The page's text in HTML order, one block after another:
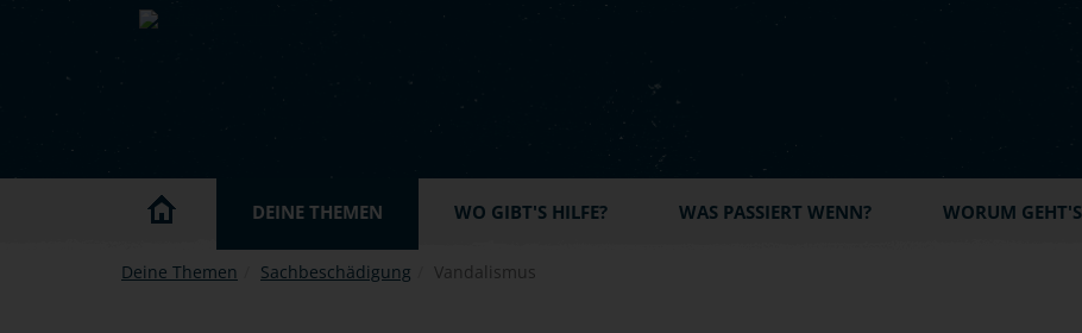
Skip to main content
DEINE THEMEN WO GIBT'S HILFE? WAS PASSIERT WENN? WORUM
Deine Themen Sachbeschädigung Vandalismus